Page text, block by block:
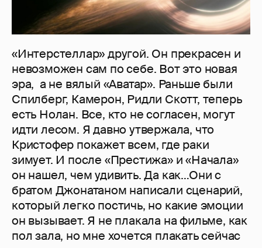
«Интерстеллар» другой. Он прекрасен и
невозможен сам по себе. Вот это новая
эра, а не вялый «Аватар». Раньше были
Спилберг, Камерон, Ридли Скотт, теперь
есть Нолан. Все, кто не согласен, могут
идти лесом. Я давно утвержала, что
Кристофер покажет всем, где раки
зимует. И после «Престижа» и «Начала»
он нашел, чем удивить. Да как…Они с
братом Джонатаном написали сценарий,
который легко постичь, но какие эмоции
он вызывает. Я не плакала на фильме, как
пол зала, но мне хочется плакать сейчас